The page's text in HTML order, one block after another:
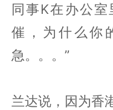
同事K在办公室
催，为什么你
急。。。”
兰达说，因为香